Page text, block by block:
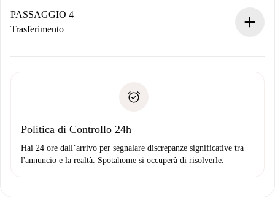
contatto con il proprietario.
Se rifiutata: non ti addebiteremo nulla e ti proporremo
Domiciliazione del pagamento
PASSAGGIO 4
Trasferimento
solo se non segnali problemi.
Politica di Controllo 24h
Hai 24 ore dall’arrivo per segnalare discrepanze significative tra
l'annuncio e la realtà. Spotahome si occuperà di risolverle.